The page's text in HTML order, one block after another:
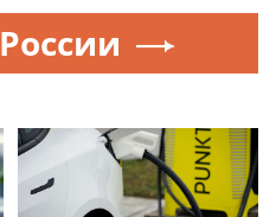
В Центральном округе
Росгвардии прошли
мероприятия к 108‑летию
генерала армии И.К.